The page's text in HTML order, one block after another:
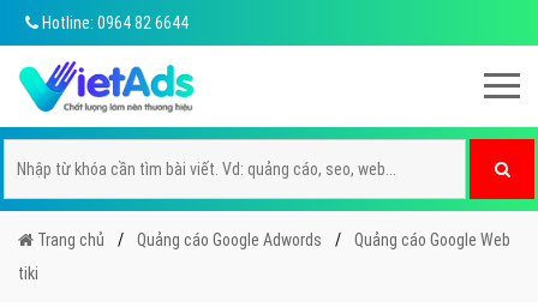
Hotline: 0964 82 6644
Trang chủ Quảng cáo Google Adwords
Quảng cáo Google Web
tiki